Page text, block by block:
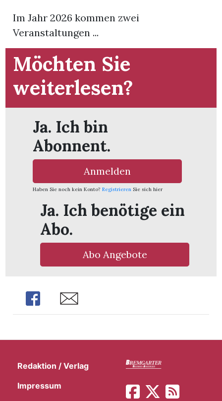
Bremgarten
Im Jahr 2026 kommen zwei
Veranstaltungen ...
Möchten Sie
weiterlesen?
Ja. Ich bin
Abonnent.
Anmelden
Haben Sie noch kein Konto? Registrieren Sie sich hier
Ja. Ich benötige ein
Abo.
Abo Angebote
Share Share
Redaktion / Verlag
Impressum